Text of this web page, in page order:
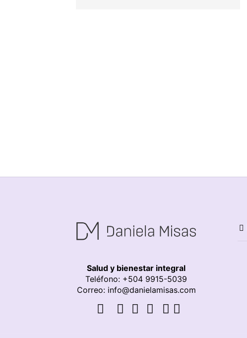
Salud y bienestar integral
Teléfono: +504 9915-5039
Correo: info@danielamisas.com